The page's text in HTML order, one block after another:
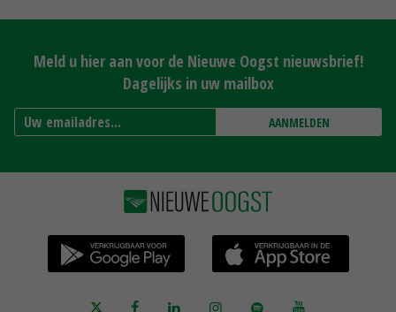
Meld u hier aan voor de Nieuwe Oogst nieuwsbrief!
Dagelijks in uw mailbox
AANMELDEN